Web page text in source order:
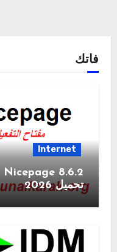
فاتك
Internet
تحميل 2026